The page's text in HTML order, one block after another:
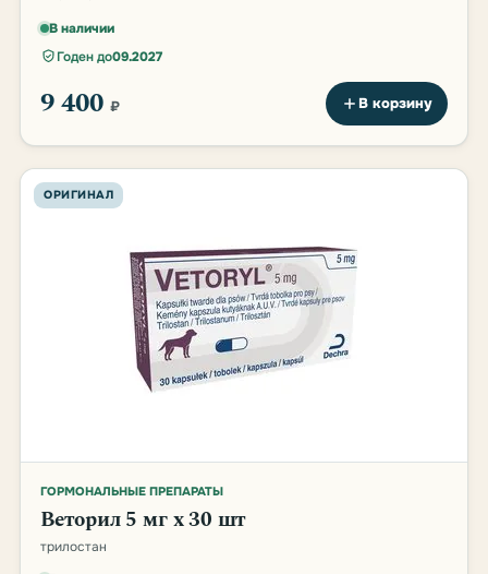
В наличии
Годен до09.2027
9 400 ₽ В корзину
ОРИГИНАЛ
ГОРМОНАЛЬНЫЕ ПРЕПАРАТЫ
Веторил 5 мг х 30 шт
трилостан